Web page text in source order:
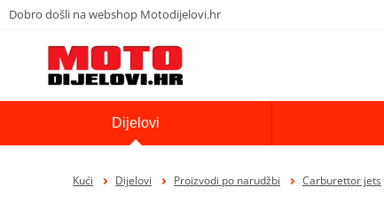
Dobro došli na webshop Motodijelovi.hr
Dijelovi
Kući Dijelovi Proizvodi po narudžbi Carburettor jets